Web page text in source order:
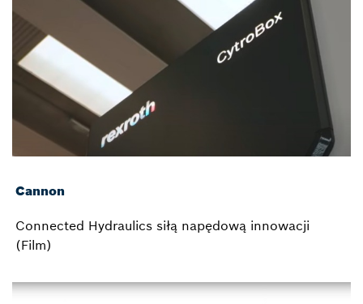
Cannon
Connected Hydraulics siłą napędową innowacji
(Film)